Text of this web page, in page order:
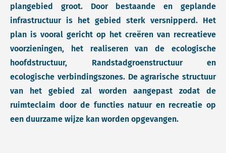
plangebied groot. Door bestaande en geplande
infrastructuur is het gebied sterk versnipperd. Het
plan is vooral gericht op het creëren van recreatieve
voorzieningen, het realiseren van de ecologische
hoofdstructuur, Randstadgroenstructuur en
ecologische verbindingszones. De agrarische structuur
van het gebied zal worden aangepast zodat de
ruimteclaim door de functies natuur en recreatie op
een duurzame wijze kan worden opgevangen.